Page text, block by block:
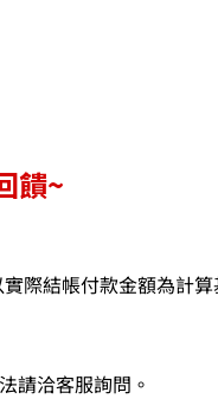
饋~
際結帳付款金額為
請洽客服詢問。